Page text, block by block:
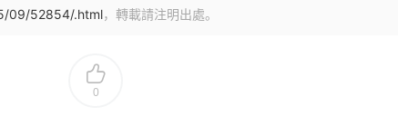
09/52854/.html，轉載請注明出處。
0